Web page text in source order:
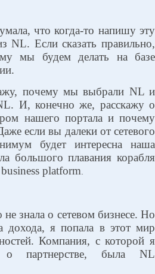
что когда-то напишу эту
Если сказать правильно,
мы будем делать на базе
почему мы выбрали NL и
И, конечно же, расскажу о
нашего портала и почему
если вы далеки от сетевого
будет интересна наша
большого плавания корабля
platform
знала о сетевом бизнесе. Но
дохода, я попала в этот мир
Компания, с которой я
о партнерстве, была NL